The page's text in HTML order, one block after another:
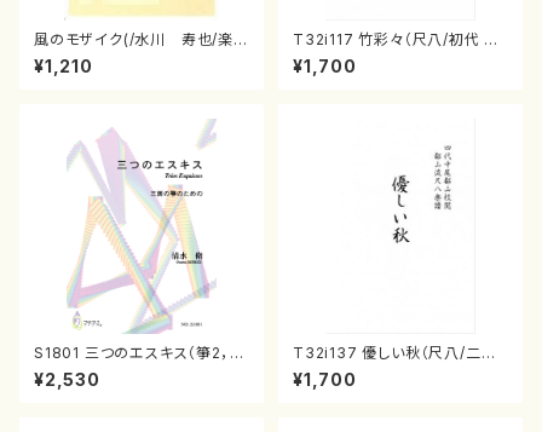
風のモザイク(/水川 寿也/楽
譜）
¥1,210
T32i117 竹彩々（尺八/初代 山
本邦山/尺八/都山式譜）都山流
公刊楽譜曲番:566
¥1,700
S1801 三つのエスキス（箏2，1
7/清水 脩/楽譜）
¥2,530
T32i137 優しい秋（尺八/二代
山本邦山/尺八/都山式譜）都山
流公刊楽譜曲番:586
¥1,700